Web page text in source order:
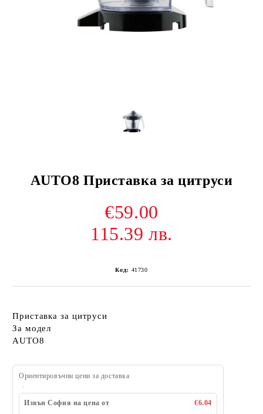
AUTO8 Приставка за цитруси
€59.00
115.39 лв.
Код: 41730
Приставка за цитруси
За модел
AUTO8
Ориентировъчни цени за доставка
Извън София на цена от
€6.04